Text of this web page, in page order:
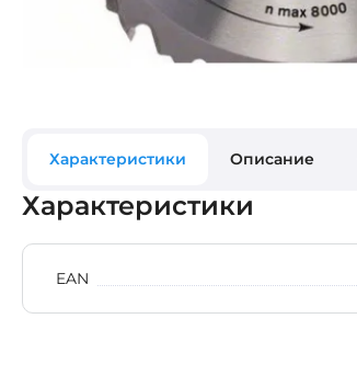
Характеристики Описание
Характеристики
EAN